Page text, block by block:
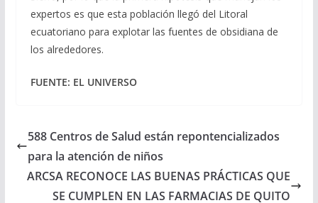
expertos es que esta población llegó del Litoral
ecuatoriano para explotar las fuentes de obsidiana de
los alrededores.
FUENTE: EL UNIVERSO
588 Centros de Salud están repontencializados
para la atención de niños
ARCSA RECONOCE LAS BUENAS PRÁCTICAS QUE
SE CUMPLEN EN LAS FARMACIAS DE QUITO